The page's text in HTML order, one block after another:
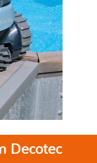
Decotec